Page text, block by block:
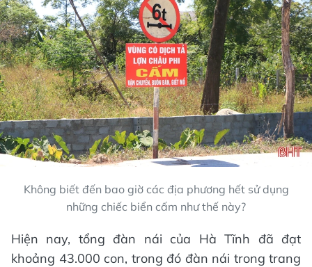
Không biết đến bao giờ các địa phương hết sử dụng
những chiếc biển cấm như thế này?
Hiện nay, tổng đàn nái của Hà Tĩnh đã đạt
khoảng 43.000 con, trong đó đàn nái trong trang